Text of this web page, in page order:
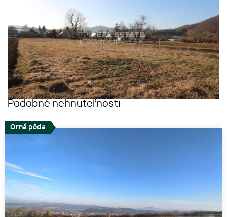
Podobné nehnuteľnosti
Orná pôda